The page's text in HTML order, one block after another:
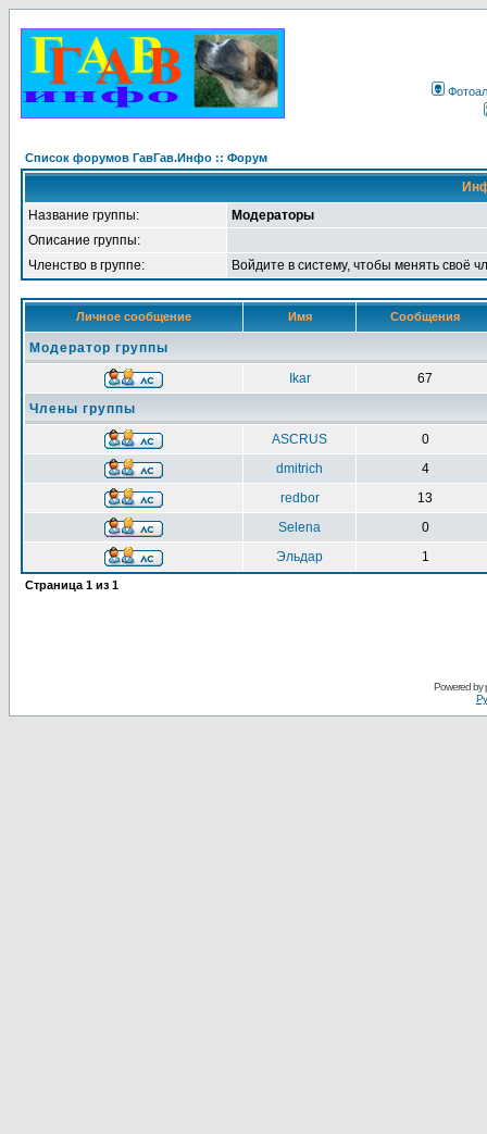
Список форумов ГавГав.Инфо :: Форум
Название группы:
Модераторы
Описание группы:
Членство в группе:
Войдите в систему, чтобы менять своё
Личное сообщение Имя Сообщения
Модератор группы
Ikar
67
Члены группы
ASCRUS
0
dmitrich
4
redbor
13
Selena
0
Эльдар
1
Страница 1 из 1
Powered by